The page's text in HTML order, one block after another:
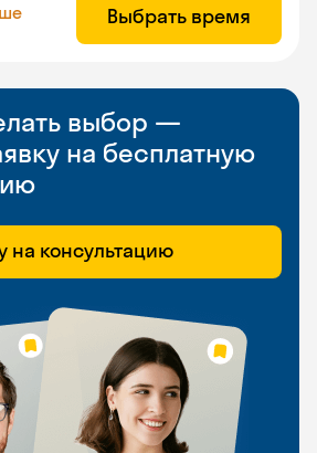
Выбрать время
выбор —
на бесплатную
на консультацию